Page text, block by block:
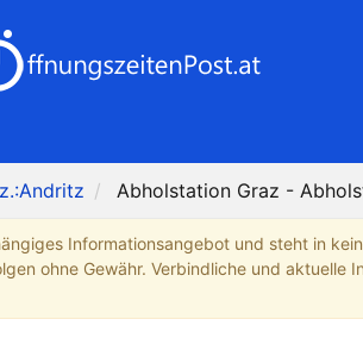
Abholstation Graz -
Informationsangebot und steht in
ohne Gewähr. Verbindliche und